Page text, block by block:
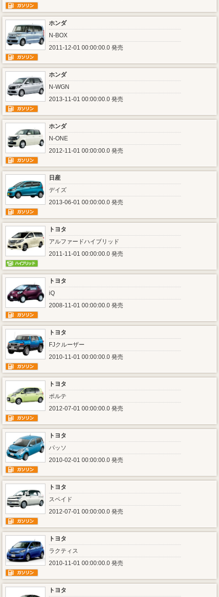
ホンダ
N-BOX
2011-12-01 00:00:00.0 発売
ホンダ
N-WGN
2013-11-01 00:00:00.0 発売
ホンダ
N-ONE
2012-11-01 00:00:00.0 発売
日産
デイズ
2013-06-01 00:00:00.0 発売
トヨタ
アルファードハイブリッド
2011-11-01 00:00:00.0 発売
トヨタ
iQ
2008-11-01 00:00:00.0 発売
トヨタ
FJクルーザー
2010-11-01 00:00:00.0 発売
トヨタ
ポルテ
2012-07-01 00:00:00.0 発売
トヨタ
パッソ
2010-02-01 00:00:00.0 発売
トヨタ
スペイド
2012-07-01 00:00:00.0 発売
トヨタ
ラクティス
2010-11-01 00:00:00.0 発売
トヨタ